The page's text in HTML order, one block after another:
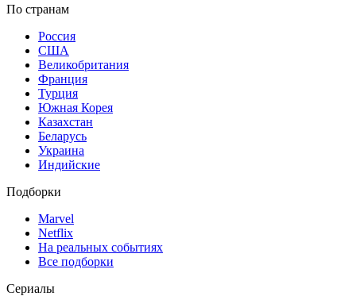
По странам
Россия
США
Великобритания
Франция
Турция
Южная Корея
Казахстан
Беларусь
Украина
Индийские
Подборки
Marvel
Netflix
На реальных событиях
Все подборки
Сериалы